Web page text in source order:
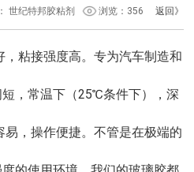
世纪特邦胶粘剂 浏览： 356 返回》
粘接强度高。专为汽车制造和
，常温下（25℃条件下），深
，操作便捷。不管是在极端的